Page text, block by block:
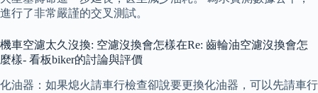
進行了非常嚴謹的交叉測試。
機車空濾太久沒換: 空濾沒換會怎樣在Re: 齒輪油空濾沒換會怎
麼樣- 看板biker的討論與評價
化油器：如果熄火請車行檢查卻說要更換化油器，可以先請車行